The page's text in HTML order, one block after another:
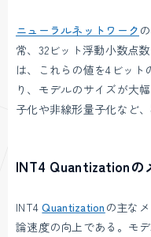
ニューラルネットワーク
常、32ビット浮動小数点
は、これらの値を4ビッ
り、モデルのサイズが大
子化や非線形量子化など
INT4 Quantizationの
INT4Quantization の主な
論速度の向上である。モ